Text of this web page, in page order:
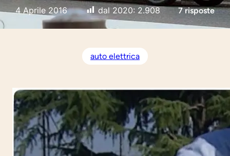
4 Aprile 2016 dal 2020: 2.908 7 risposte
auto elettrica